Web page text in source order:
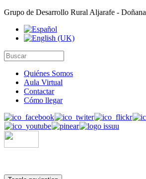
Grupo de Desarrollo Rural Aljarafe - Doñana
Quiénes Somos
Aula Virtual
Contactar
Cómo llegar